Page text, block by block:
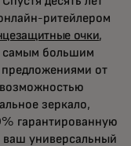
ритейлером
очки,
самым большим
от
зеркало,
гарантированную
универсальный